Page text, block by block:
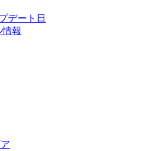
デート日
情報